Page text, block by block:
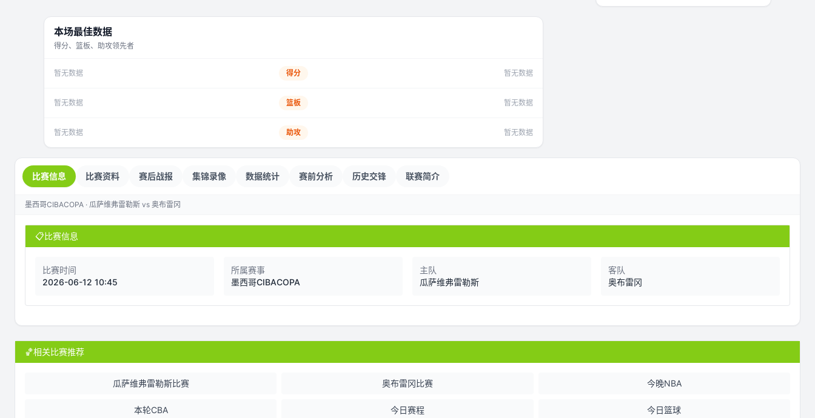
本场最佳数据
得分、篮板、助攻领先者
暂无数据 得分 暂无数据
暂无数据 篮板 暂无数据
暂无数据 助攻 暂无数据
比赛信息 比赛资料 赛后战报 集锦录像 数据统计 赛前分析 历史交锋 联赛简介
墨西哥CIBACOPA · 瓜萨维弗雷勒斯 vs 奥布雷冈
📋比赛信息
比赛时间
2026-06-12 10:45
所属赛事
墨西哥CIBACOPA
主队
瓜萨维弗雷勒斯
客队
奥布雷冈
🏀相关比赛推荐
瓜萨维弗雷勒斯比赛 奥布雷冈比赛 今晚NBA
本轮CBA 今日赛程 今日篮球